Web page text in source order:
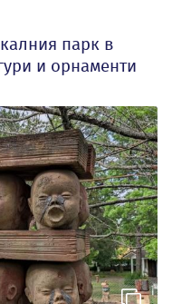
парк в
и орнаменти